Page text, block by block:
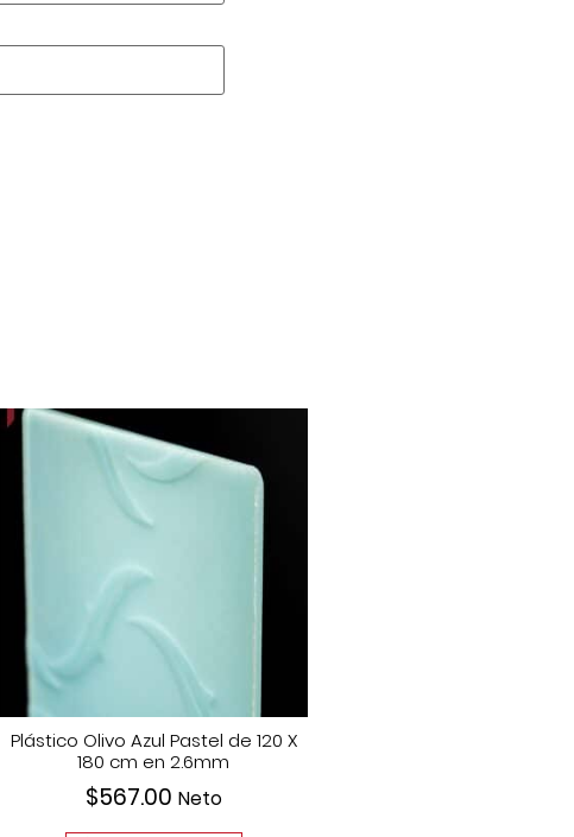
Plástico Olivo Azul Pastel de 120 X
180 cm en 2.6mm
$567.00 Neto